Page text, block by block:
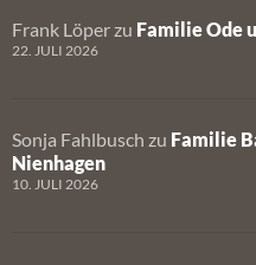
Frank Löper zu Familie Ode
22. JULI 2026
Sonja Fahlbusch zu Familie
Nienhagen
10. JULI 2026